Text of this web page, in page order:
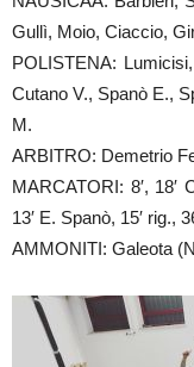
Gullì, Moio, Ciaccio,
POLISTENA:
Cutano V., Spanò E.,
M.
ARBITRO: Demetrio
MARCATORI: 8′, 18′
13′ E. Spanò, 15′ rig.,
AMMONITI: Galeota